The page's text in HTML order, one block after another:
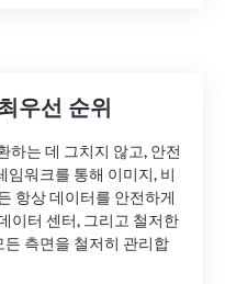
우선 순위
하는 데 그치지 않고, 안전
워크를 통해 이미지, 비
항상 데이터를 안전하게
이터 센터, 그리고 철저한
측면을 철저히 관리합